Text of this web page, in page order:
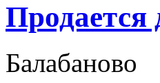
Продается
Балабаново